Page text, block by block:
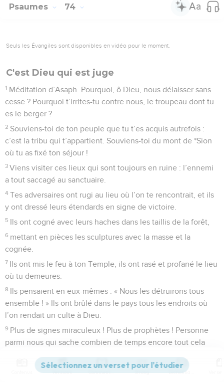
Psaumes 74
Seuls les Évangiles sont disponibles en vidéo pour le moment.
C'est Dieu qui est juge
1 Méditation d’Asaph. Pourquoi, ô Dieu, nous délaisser sans
cesse ? Pourquoi t’irrites-tu contre nous, le troupeau dont tu
es le berger ?
2 Souviens-toi de ton peuple que tu t’es acquis autrefois :
c’est la tribu qui t’appartient. Souviens-toi du mont de *Sion
où tu as fixé ton séjour !
3 Viens visiter ces lieux qui sont toujours en ruine : l’ennemi
a tout saccagé au sanctuaire.
4 Tes adversaires ont rugi au lieu où l’on te rencontrait, et ils
y ont dressé leurs étendards en signe de victoire.
5 Ils ont cogné avec leurs haches dans les taillis de la forêt,
6 mettant en pièces les sculptures avec la masse et la
cognée.
7 Ils ont mis le feu à ton Temple, ils ont rasé et profané le lieu
où tu demeures.
8 Ils pensaient en eux-mêmes : « Nous les détruirons tous
ensemble ! » Ils ont brûlé dans le pays tous les endroits où
l’on rendait un culte à Dieu.
9 Plus de signes miraculeux ! Plus de prophètes ! Personne
parmi nous qui sache combien de temps encore tout cela
Jusques à quand, ô Dieu, l’agresseur *blasphémera-t-il ?
Versions Commentaires Strong